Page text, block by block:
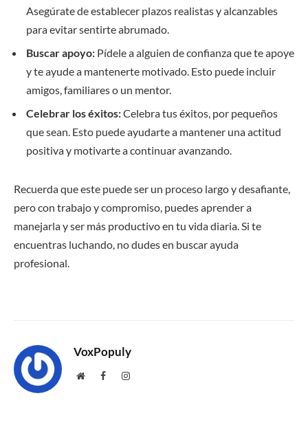
Asegúrate de establecer plazos realistas y alcanzables
para evitar sentirte abrumado.
Buscar apoyo: Pídele a alguien de confianza que te apoye
y te ayude a mantenerte motivado. Esto puede incluir
amigos, familiares o un mentor.
Celebrar los éxitos:Celebra tus éxitos, por pequeños
que sean. Esto puede ayudarte a mantener una actitud
positiva y motivarte a continuar avanzando.
Recuerda que este puede ser un proceso largo y desafiante,
pero con trabajo y compromiso, puedes aprender a
manejarla y ser más productivo en tu vida diaria. Si te
encuentras luchando, no dudes en buscar ayuda
profesional.
VoxPopuly
WebsiteFacebookInstagram